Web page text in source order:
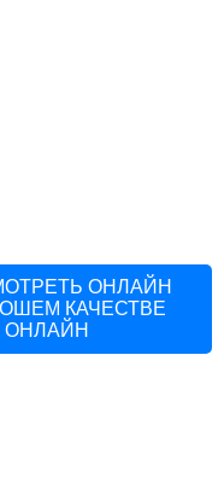
ОНЛАЙН
КАЧЕСТВЕ
ОНЛАЙН